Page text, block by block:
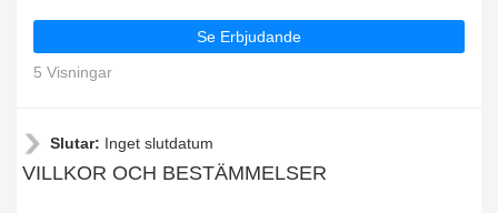
Se Erbjudande
5 Visningar
Slutar: Inget slutdatum
VILLKOR OCH BESTÄMMELSER